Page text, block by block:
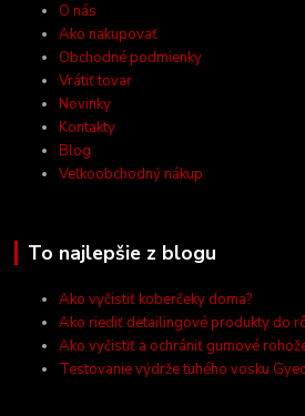
O nás
Ako nakupovať
Obchodné podmienky
Vrátiť tovar
Novinky
Kontakty
Blog
Veľkoobchodný nákup
To najlepšie z blogu
Ako vyčistiť koberčeky doma?
Ako riediť detailingové produkty do
Ako vyčistiť a ochrániť gumové
Testovanie výdrže tuhého vosku